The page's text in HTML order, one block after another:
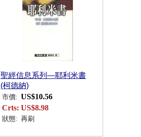
聖經信息系列—耶利米書
(柯德納)
市價: US$10.56
Crts: US$8.98
狀態: 再刷